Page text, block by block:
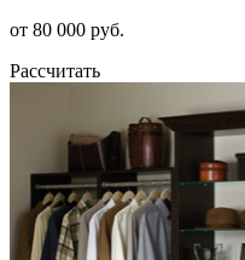
от 80 000 руб.
Рассчитать